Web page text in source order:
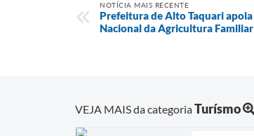
NOTÍCIA MAIS RECENTE
Prefeitura de Alto Taquari
Nacional da Agricultura Familiar
VEJA MAIS da categoriaTurísmo